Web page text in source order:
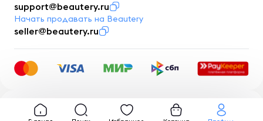
support@beautery.ru
Начать продавать на Beautery
seller@beautery.ru
Разработка BusinessMentor.ru